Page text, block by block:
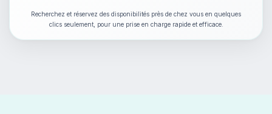
Recherchez et réservez des disponibilités près de chez vous en quelques
clics seulement, pour une prise en charge rapide et efficace.